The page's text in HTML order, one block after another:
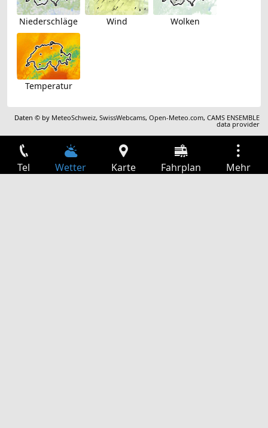
Niederschläge Wind Wolken
Temperatur
Daten © by MeteoSchweiz,SwissWebcams,Open-Meteo.com,CAMS ENSEMBLE
data provider
Tel Wetter Karte Fahrplan Mehr